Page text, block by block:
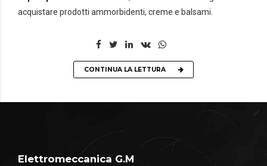
acquistare prodotti ammorbidenti, creme e balsami.
CONTINUA LA LETTURA
Elettromeccanica G.M